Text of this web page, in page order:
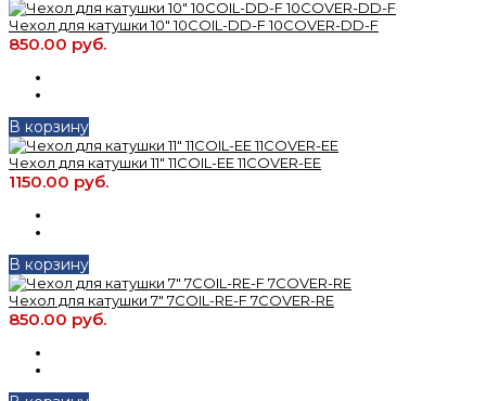
Чехол для катушки 10" 10COIL-DD-F 10COVER-DD-F
850.00 руб.
В корзину
Чехол для катушки 11" 11COIL-EE 11COVER-EE
1150.00 руб.
В корзину
Чехол для катушки 7" 7COIL-RE-F 7COVER-RE
850.00 руб.